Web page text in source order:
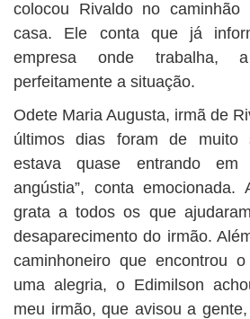
colocou Rivaldo no
casa. Ele conta que já
empresa onde trabalha,
perfeitamente a situação.
Odete Maria Augusta, irmã de
últimos dias foram de muito
estava quase entrando em
angústia”, conta
grata a todos os que
desaparecimento do irmão.
caminhoneiro que encontrou
uma alegria, o Edimilson
meu irmão, que avisou a